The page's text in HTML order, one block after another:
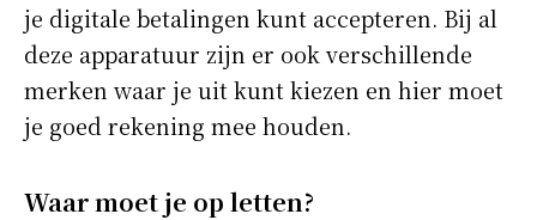
je digitale betalingen kunt accepteren. Bij al
deze apparatuur zijn er ook verschillende
merken waar je uit kunt kiezen en hier moet
je goed rekening mee houden.
Waar moet je op letten?